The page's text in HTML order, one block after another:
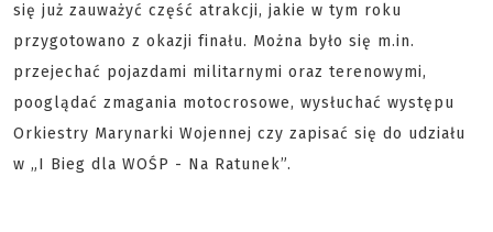
się już zauważyć część atrakcji, jakie w tym roku
przygotowano z okazji finału. Można było się m.in.
przejechać pojazdami militarnymi oraz terenowymi,
pooglądać zmagania motocrosowe, wysłuchać występu
Orkiestry Marynarki Wojennej czy zapisać się do udziału
w „I Bieg dla WOŚP - Na Ratunek”.